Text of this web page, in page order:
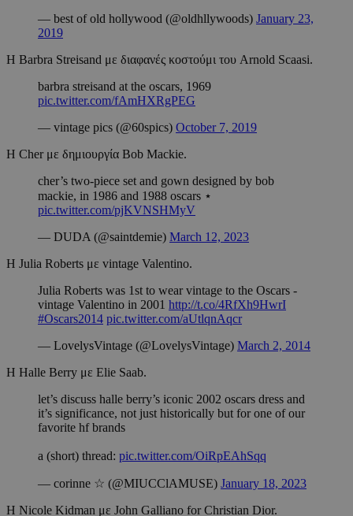
— best of old hollywood (@oldhllywoods) January 23,
2019
Η Barbra Streisand με διαφανές κοστούμι του Arnold Scaasi.
barbra streisand at the oscars, 1969
pic.twitter.com/fAmHXRgPEG
— vintage pics (@60spics) October 7, 2019
Η Cher με δημιουργία Bob Mackie.
cher’s two-piece set and gown designed by bob
mackie, in 1986 and 1988 oscars ⋆
pic.twitter.com/pjKVNSHMyV
— DUDA (@saintdemie) March 12, 2023
H Julia Roberts με vintage Valentino.
Julia Roberts was 1st to wear vintage to the Oscars -
vintage Valentino in 2001 http://t.co/4RfXh9HwrI
#Oscars2014 pic.twitter.com/aUtlqnAqcr
— LovelysVintage (@LovelysVintage) March 2, 2014
Η Halle Berry με Elie Saab.
let’s discuss halle berry’s iconic 2002 oscars dress and
it’s significance, not just historically but for one of our
favorite hf brands
a (short) thread: pic.twitter.com/OiRpEAhSqq
— corinne ☆ (@MIUCClAMUSE) January 18, 2023
H Nicole Kidman με John Galliano for Christian Dior.